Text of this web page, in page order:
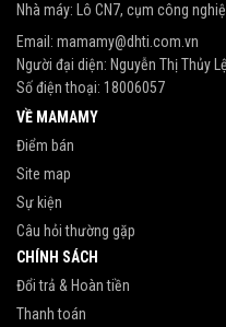
Nhà máy: Lô CN7, cụm công
Email: mamamy@dhti.com.vn
Người đại diện: Nguyễn Thị Thủy Lệ
Số điện thoại: 18006057
VỀ MAMAMY
Điểm bán
Site map
Sự kiện
Câu hỏi thường gặp
CHÍNH SÁCH
Đổi trả & Hoàn tiền
Thanh toán